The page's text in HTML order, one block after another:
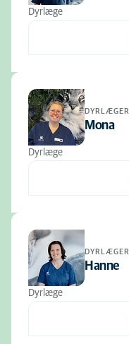
Dyrlæge
DYRLÆGER
Mona
Dyrlæge
DYRLÆGER
Hanne
Dyrlæge